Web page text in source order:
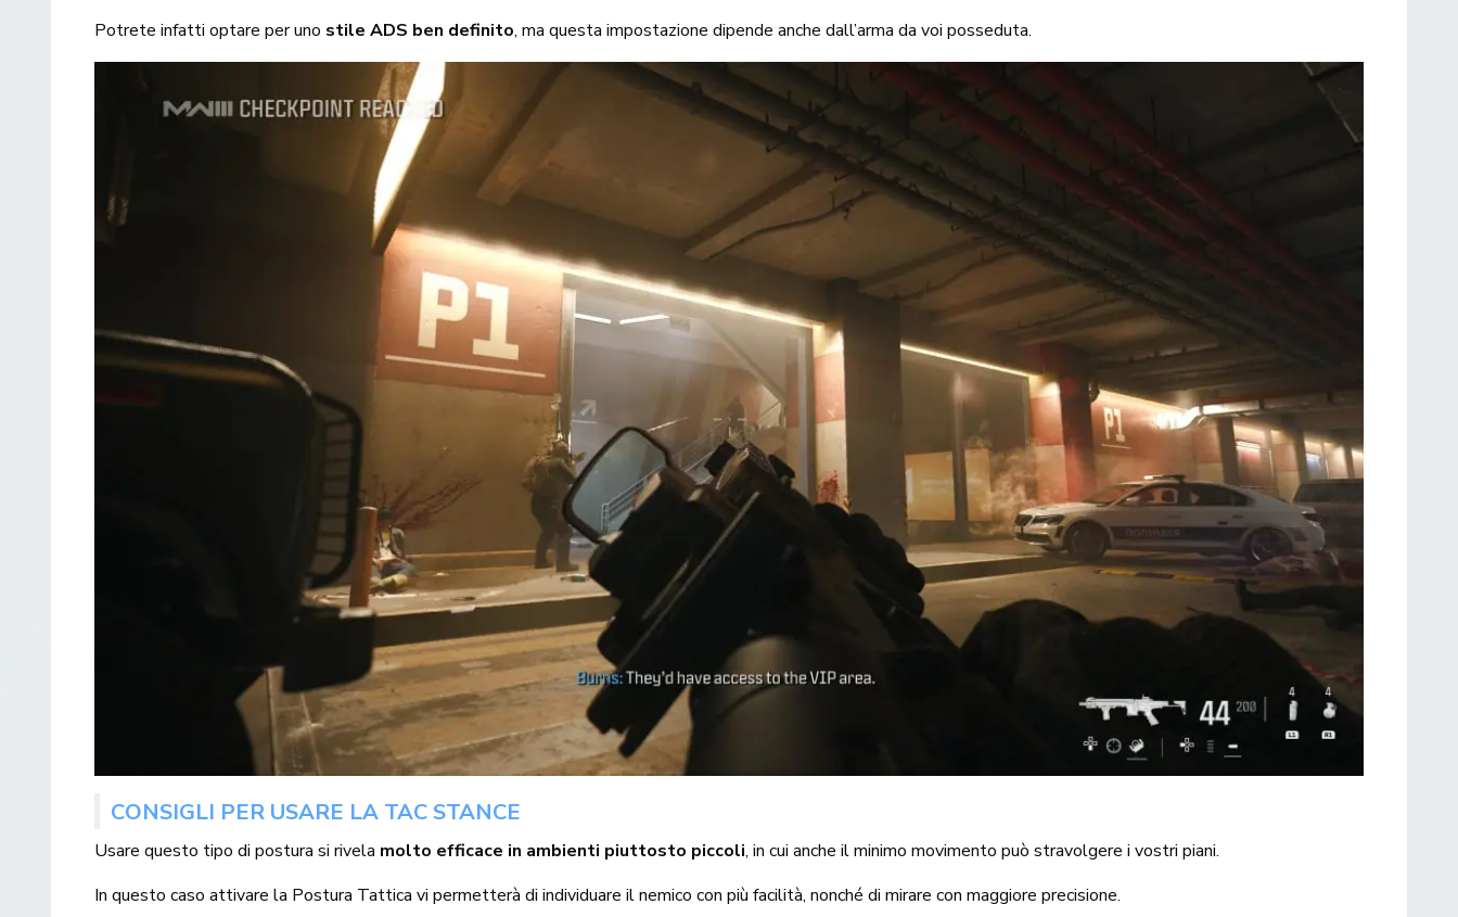
Potrete infatti optare per uno stile ADS ben definito, ma questa impostazione dipende anche dall’arma da voi posseduta.
CONSIGLI PER USARE LA TAC STANCE
Usare questo tipo di postura si rivela molto efficace in ambienti piuttosto piccoli, in cui anche il minimo movimento può stravolgere i vostri piani.
In questo caso attivare la Postura Tattica vi permetterà di individuare il nemico con più facilità, nonché di mirare con maggiore precisione.